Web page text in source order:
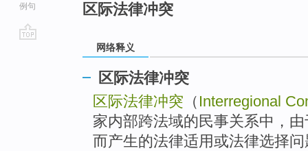
例句
区际法律冲突
网络释义
区际法律冲突
区际法律冲突 （ Interregional
家内部跨法域的民事关系中，
而产生的法律适用或法律选择